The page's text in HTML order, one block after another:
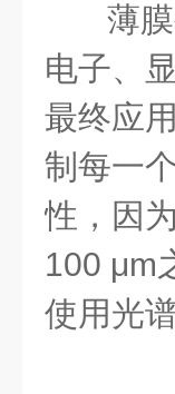
薄
电子、
最终应
制每一
性，因
100 μm
使用光谱